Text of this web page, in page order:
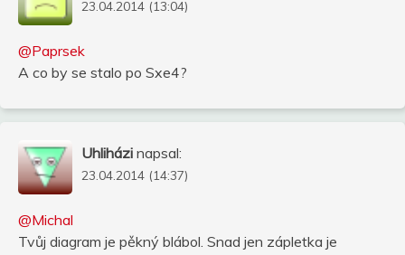
23.04.2014 (13:04)
@Paprsek
A co by se stalo po Sxe4?
Uhliházi napsal:
23.04.2014 (14:37)
@Michal
Tvůj diagram je pěkný blábol. Snad jen zápletka je